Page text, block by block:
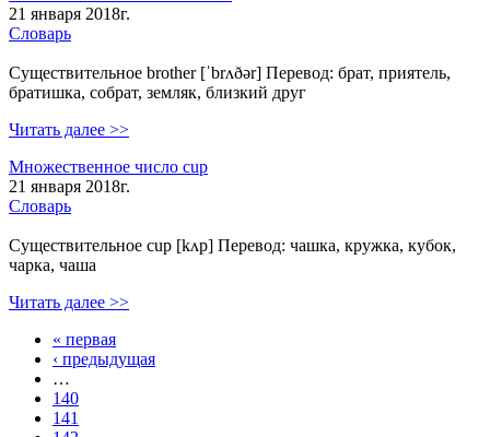
21 января 2018г.
Словарь
Существительное brother [ˈbrʌðər] Перевод: брат, приятель,
братишка, собрат, земляк, близкий друг
Читать далее >>
Множественное число cup
21 января 2018г.
Словарь
Существительное cup [kʌp] Перевод: чашка, кружка, кубок,
чарка, чаша
Читать далее >>
Страницы
« первая
‹ предыдущая
…
140
141